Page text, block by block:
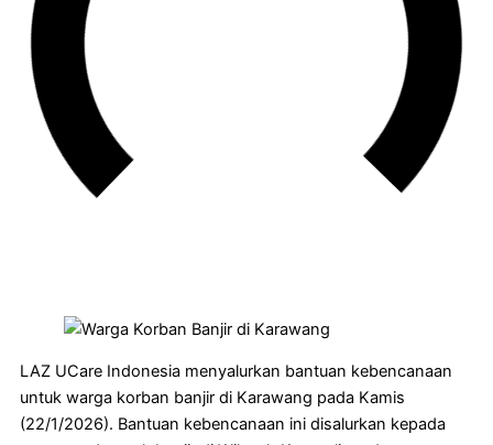
LAZ UCare Indonesia menyalurkan bantuan kebencanaan
untuk warga korban banjir di Karawang pada Kamis
(22/1/2026). Bantuan kebencanaan ini disalurkan kepada